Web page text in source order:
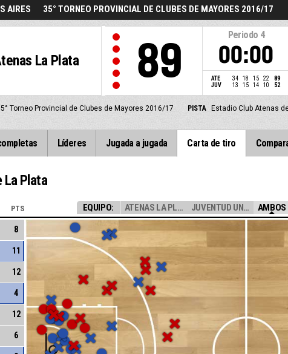
AIRES 35° TORNEO PROVINCIAL DE CLUBES DE MAYORES 2016/17
La Plata 89
Periodo 4
00:00
ATE 34 18 15 22
89
JUV
13 15 14 10 52
Torneo Provincial de Clubes de Mayores 2016/17 PISTA Estadio Club Atenas
Líderes Jugada a jugada Carta de tiro
La Plata
EQUIPO: ATENAS LA PLATA JUVENTUD UNIDA AMBOS
PTS
8
11
12
4
12
6